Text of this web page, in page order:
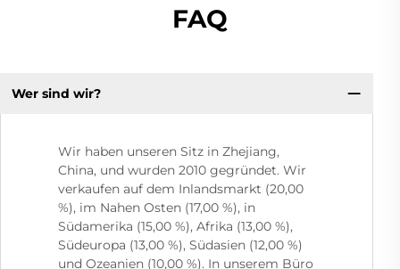
FAQ
Wer sind wir?
Wir haben unseren Sitz in Zhejiang,
China, und wurden 2010 gegründet. Wir
verkaufen auf dem Inlandsmarkt (20,00
%), im Nahen Osten (17,00 %), in
Südamerika (15,00 %), Afrika (13,00 %),
Südeuropa (13,00 %), Südasien (12,00 %)
und Ozeanien (10,00 %). In unserem Büro